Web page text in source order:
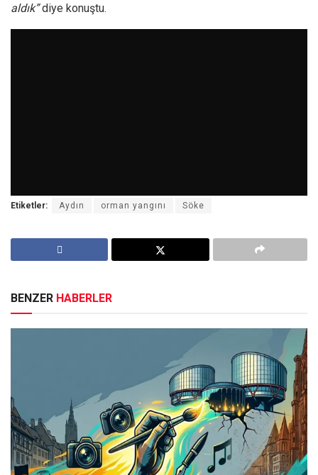
aldık”diye konuştu.
Etiketler: Aydın orman yangını Söke
BENZER HABERLER